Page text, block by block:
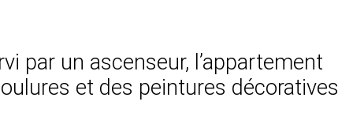
par un ascenseur, l’appartement
et des peintures décoratives